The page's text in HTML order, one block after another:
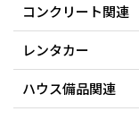
コンクリート関連
レンタカー
ハウス備品関連